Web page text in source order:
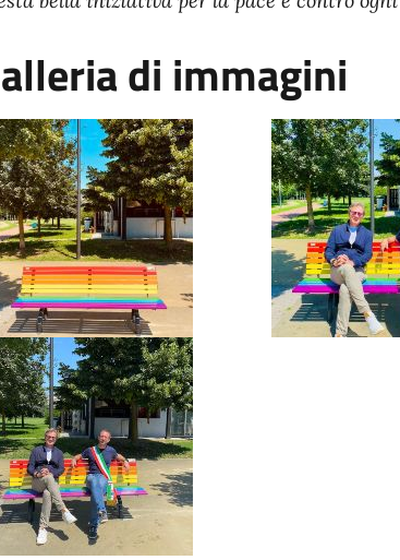
di immagini